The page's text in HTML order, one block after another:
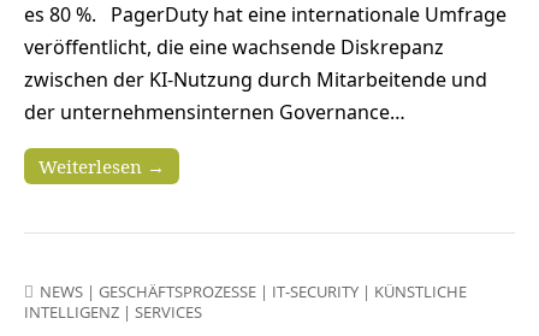
es 80 %. PagerDuty hat eine internationale Umfrage
veröffentlicht, die eine wachsende Diskrepanz
zwischen der KI-Nutzung durch Mitarbeitende und
der unternehmensinternen Governance…
Weiterlesen →
NEWS | GESCHÄFTSPROZESSE | IT-SECURITY | KÜNSTLICHE
INTELLIGENZ | SERVICES